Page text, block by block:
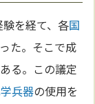
を経て、各国
た。そこで成
る。この議定
兵器の使用を